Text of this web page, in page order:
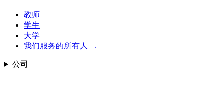
教师
学生
大学
我们服务的所有人
→
公司